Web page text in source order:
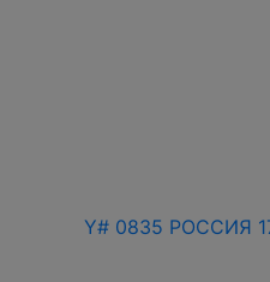
Y# 0835 РОССИЯ